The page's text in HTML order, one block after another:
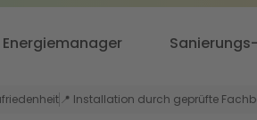
Energiemanager
📍 Installation durch geprüfte